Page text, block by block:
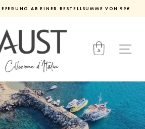
pausieren
AB EINER BESTELLSUMME VON 99€